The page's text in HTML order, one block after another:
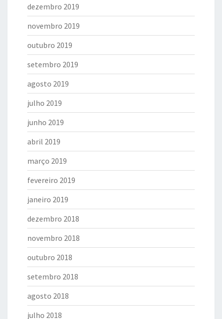
dezembro 2019
novembro 2019
outubro 2019
setembro 2019
agosto 2019
julho 2019
junho 2019
abril 2019
março 2019
fevereiro 2019
janeiro 2019
dezembro 2018
novembro 2018
outubro 2018
setembro 2018
agosto 2018
julho 2018